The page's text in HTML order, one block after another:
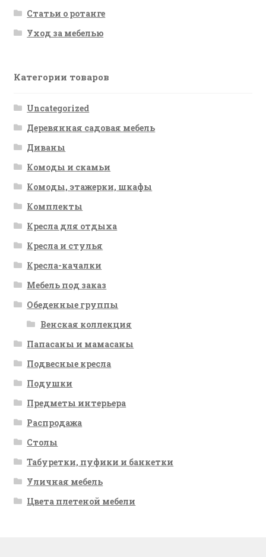
Статьи о ротанге
Уход за мебелью
Категории товаров
Uncategorized
Деревянная садовая мебель
Диваны
Комоды и скамьи
Комоды, этажерки, шкафы
Комплекты
Кресла для отдыха
Кресла и стулья
Кресла-качалки
Мебель под заказ
Обеденные группы
Венская коллекция
Папасаны и мамасаны
Подвесные кресла
Подушки
Предметы интерьера
Распродажа
Столы
Табуретки, пуфики и банкетки
Уличная мебель
Цвета плетеной мебели